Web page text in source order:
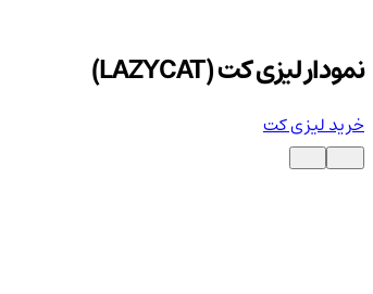
نمودار لیزی کت (LAZYCAT)
خرید لیزی کت